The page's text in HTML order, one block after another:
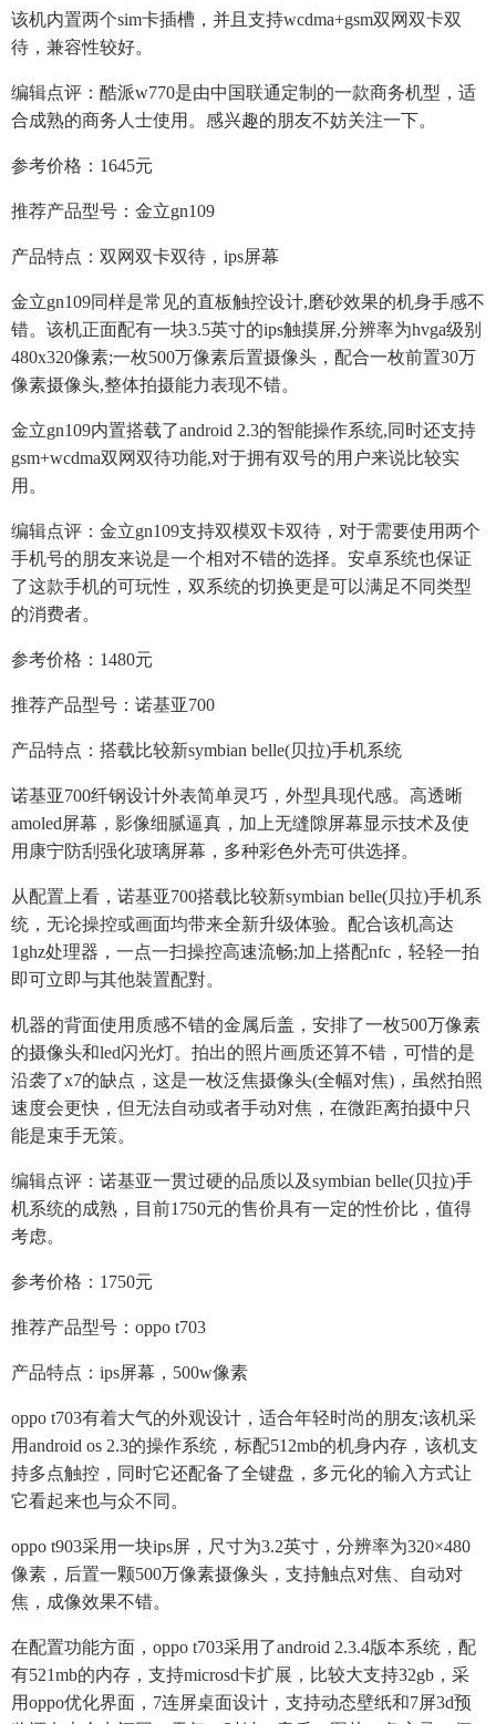
该机内置两个sim卡插槽，并且支持wcdma+gsm双网双卡双
待，兼容性较好。
编辑点评：酷派w770是由中国联通定制的一款商务机型，适
合成熟的商务人士使用。感兴趣的朋友不妨关注一下。
参考价格：1645元
推荐产品型号：金立gn109
产品特点：双网双卡双待，ips屏幕
金立gn109同样是常见的直板触控设计,磨砂效果的机身手感不
错。该机正面配有一块3.5英寸的ips触摸屏,分辨率为hvga级别
480x320像素;一枚500万像素后置摄像头，配合一枚前置30万
像素摄像头,整体拍摄能力表现不错。
金立gn109内置搭载了android 2.3的智能操作系统,同时还支持
gsm+wcdma双网双待功能,对于拥有双号的用户来说比较实
用。
编辑点评：金立gn109支持双模双卡双待，对于需要使用两个
手机号的朋友来说是一个相对不错的选择。安卓系统也保证
了这款手机的可玩性，双系统的切换更是可以满足不同类型
的消费者。
参考价格：1480元
推荐产品型号：诺基亚700
产品特点：搭载比较新symbian belle(贝拉)手机系统
诺基亚700纤钢设计外表简单灵巧，外型具现代感。高透晰
amoled屏幕，影像细腻逼真，加上无缝隙屏幕显示技术及使
用康宁防刮强化玻璃屏幕，多种彩色外壳可供选择。
从配置上看，诺基亚700搭载比较新symbian belle(贝拉)手机系
统，无论操控或画面均带来全新升级体验。配合该机高达
1ghz处理器，一点一扫操控高速流畅;加上搭配nfc，轻轻一拍
即可立即与其他裝置配對。
机器的背面使用质感不错的金属后盖，安排了一枚500万像素
的摄像头和led闪光灯。拍出的照片画质还算不错，可惜的是
沿袭了x7的缺点，这是一枚泛焦摄像头(全幅对焦)，虽然拍照
速度会更快，但无法自动或者手动对焦，在微距离拍摄中只
能是束手无策。
编辑点评：诺基亚一贯过硬的品质以及symbian belle(贝拉)手
机系统的成熟，目前1750元的售价具有一定的性价比，值得
考虑。
参考价格：1750元
推荐产品型号：oppo t703
产品特点：ips屏幕，500w像素
oppo t703有着大气的外观设计，适合年轻时尚的朋友;该机采
用android os 2.3的操作系统，标配512mb的机身内存，该机支
持多点触控，同时它还配备了全键盘，多元化的输入方式让
它看起来也与众不同。
oppo t903采用一块ips屏，尺寸为3.2英寸，分辨率为320×480
像素，后置一颗500万像素摄像头，支持触点对焦、自动对
焦，成像效果不错。
在配置功能方面，oppo t703采用了android 2.3.4版本系统，配
有521mb的内存，支持microsd卡扩展，比较大支持32gb，采
用oppo优化界面，7连屏桌面设计，支持动态壁纸和7屏3d预